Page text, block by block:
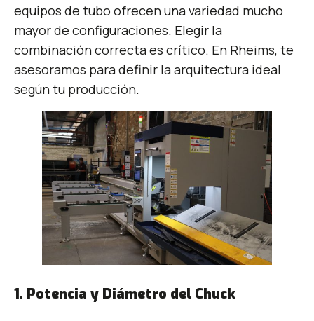
equipos de tubo ofrecen una variedad mucho
mayor de configuraciones. Elegir la
combinación correcta es crítico. En Rheims, te
asesoramos para definir la arquitectura ideal
según tu producción.
1. Potencia y Diámetro del Chuck